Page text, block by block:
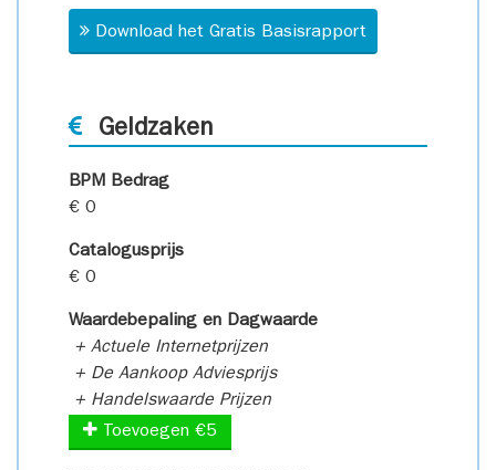
Download het Gratis Basisrapport
Geldzaken
BPM Bedrag
€ 0
Catalogusprijs
€ 0
Waardebepaling en Dagwaarde
+ Actuele Internetprijzen
+ De Aankoop Adviesprijs
+ Handelswaarde Prijzen
Toevoegen €5